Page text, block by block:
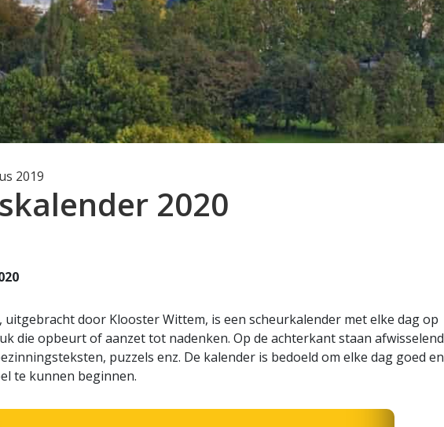
2019
2020
uitgebracht door Klooster Wittem, is een scheurkalender met elke dag op
die opbeurt of aanzet tot nadenken. Op de achterkant staan afwisselend
puzzels enz. De kalender is bedoeld om elke dag goed en
te kunnen beginnen.